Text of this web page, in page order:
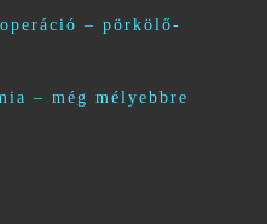
– pörkölő-
– még mélyebbre